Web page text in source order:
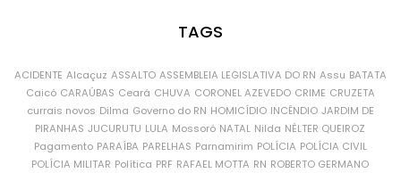
TAGS
ACIDENTE Alcaçuz ASSALTO ASSEMBLEIA LEGISLATIVA DO RN Assu BATATA
Caicó CARAÚBAS Ceará CHUVA CORONEL AZEVEDO CRIME CRUZETA
currais novos Dilma Governo do RN HOMICÍDIO INCÊNDIO JARDIM DE
PIRANHAS JUCURUTU LULA Mossoró NATAL Nilda NÉLTER QUEIROZ
Pagamento PARAÍBA PARELHAS Parnamirim POLÍCIA POLÍCIA CIVIL
POLÍCIA MILITAR Política PRF RAFAEL MOTTA RN ROBERTO GERMANO